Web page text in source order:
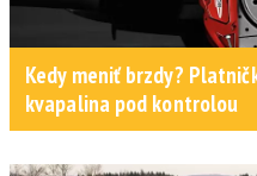
Kedy meniť brzdy?
kvapalina pod kontrolou